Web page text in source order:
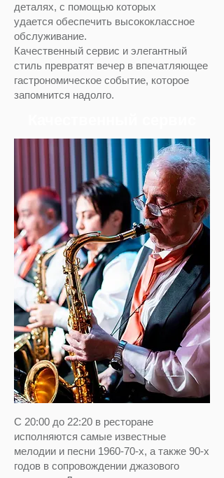
деталях, с помощью которых
удается обеспечить высококлассное
обслуживание.
Качественный сервис и элегантный
стиль превратят вечер в впечатляющее
гастрономическое событие, которое
запомнится надолго.
С 20:00 до 22:20 в ресторане
исполняются самые известные
мелодии и песни 1960-70-х, а также 90-х
годов в сопровождении джазового